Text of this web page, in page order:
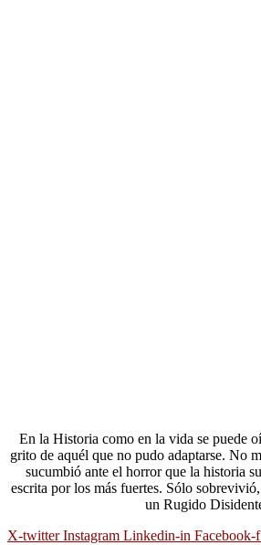
En la Historia como en la vida se puede
grito de aquél que no pudo adaptarse. No
sucumbió ante el horror que la historia
escrita por los más fuertes. Sólo
un Rugido
X-twitter Instagram Linkedin-in Facebook-f